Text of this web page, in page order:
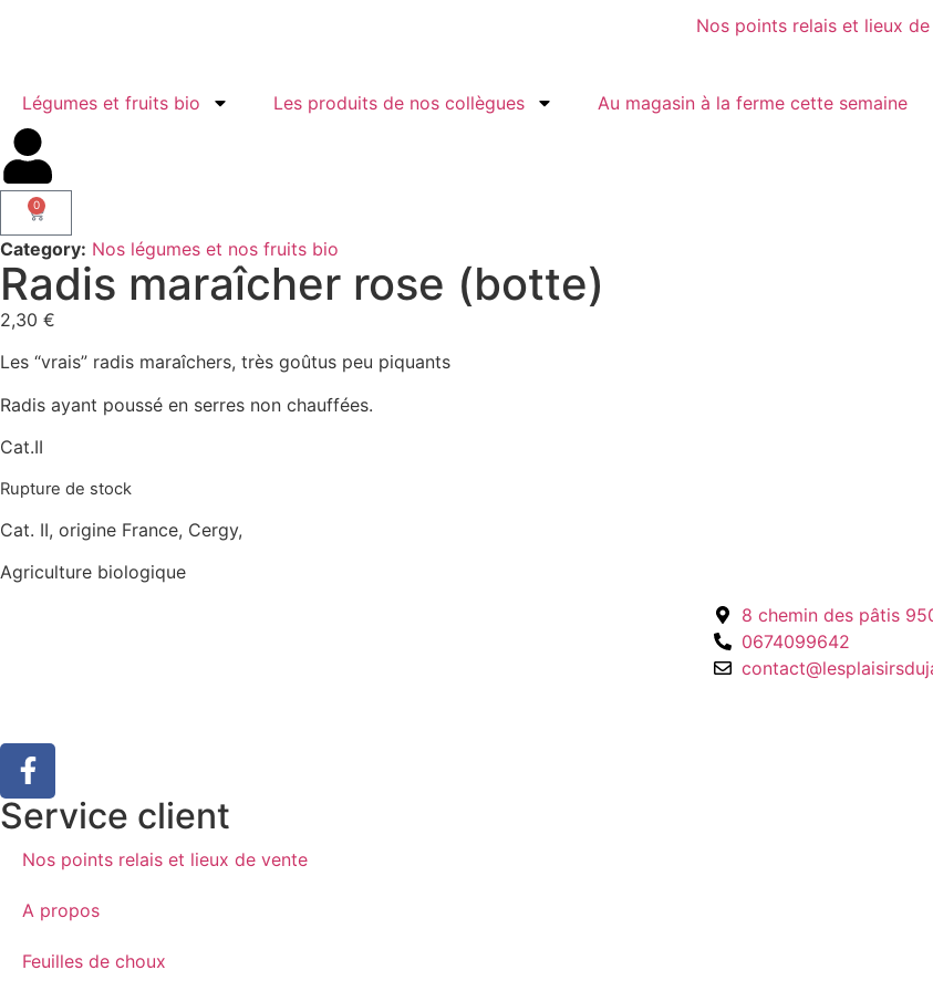
Nos points relais et lieux
Légumes et fruits bio Les produits de nos collègues Au magasin à la ferme cette semaine
0
Category: Nos légumes et nos fruits bio
Radis maraîcher rose (botte)
2,30 €
Les “vrais” radis maraîchers, très goûtus peu piquants
Radis ayant poussé en serres non chauffées.
Cat.II
Rupture de stock
Cat. II, origine France, Cergy,
Agriculture biologique
8 chemin des pâtis
0674099642
Service client
Nos points relais et lieux de vente
A propos
Feuilles de choux